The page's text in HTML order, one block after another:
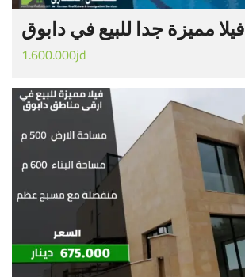
فيلا مميزة جدا للبيع في دابوق
1.600.000jd